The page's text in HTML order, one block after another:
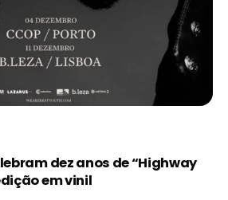
dez anos de “Highway
em vinil